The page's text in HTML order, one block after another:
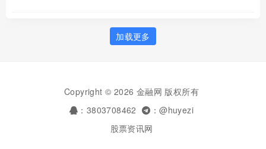
加载更多
Copyright © 2026 金融网 版权所有
：3803708462
：@huyezi
股票资讯网